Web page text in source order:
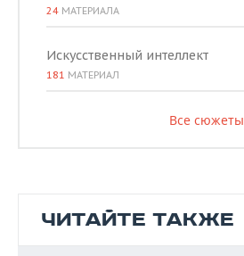
24 МАТЕРИАЛА
Искусственный интеллект
181 МАТЕРИАЛ
Все сюжеты
ЧИТАЙТЕ ТАКЖЕ